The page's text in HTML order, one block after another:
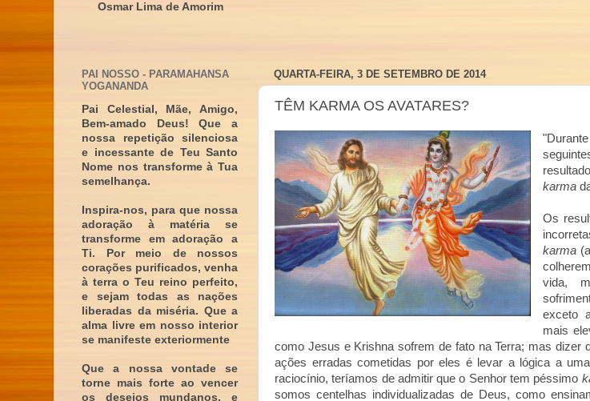
Osmar Lima de Amorim
QUARTA-FEIRA, 3 DE SETEMBRO DE 2014
TÊM KARMA OS AVATARES?
karma
Os
karma
vida,
exceto
mais
como Jesus e Krishna sofrem de fato na Terra; mas dizer
ações erradas cometidas por eles é levar a lógica a
raciocínio, teríamos de admitir que o Senhor tem péssimo
somos centelhas individualizadas de Deus, como
PAI NOSSO - PARAMAHANSA
YOGANANDA
Pai Celestial, Mãe, Amigo,
Bem-amado Deus! Que a
nossa repetição silenciosa
e incessante de Teu Santo
Nome nos transforme à Tua
semelhança.
Inspira-nos, para que nossa
adoração à matéria se
transforme em adoração a
Ti. Por meio de nossos
corações purificados, venha
à terra o Teu reino perfeito,
e sejam todas as nações
liberadas da miséria. Que a
alma livre em nosso interior
se manifeste exteriormente
Que a nossa vontade se
torne mais forte ao vencer
os desejos mundanos, e